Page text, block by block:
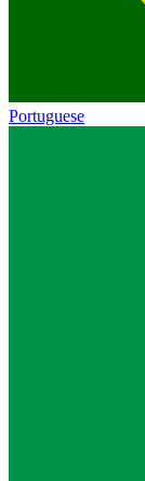
Portuguese